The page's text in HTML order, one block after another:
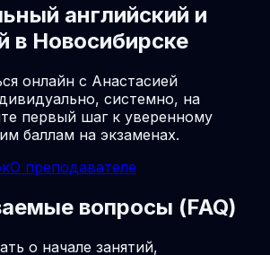
английский и
в Новосибирске
онлайн с Анастасией
системно, на
первый шаг к уверенному
баллам на экзаменах.
О преподавателе
вопросы (FAQ)
о начале занятий,